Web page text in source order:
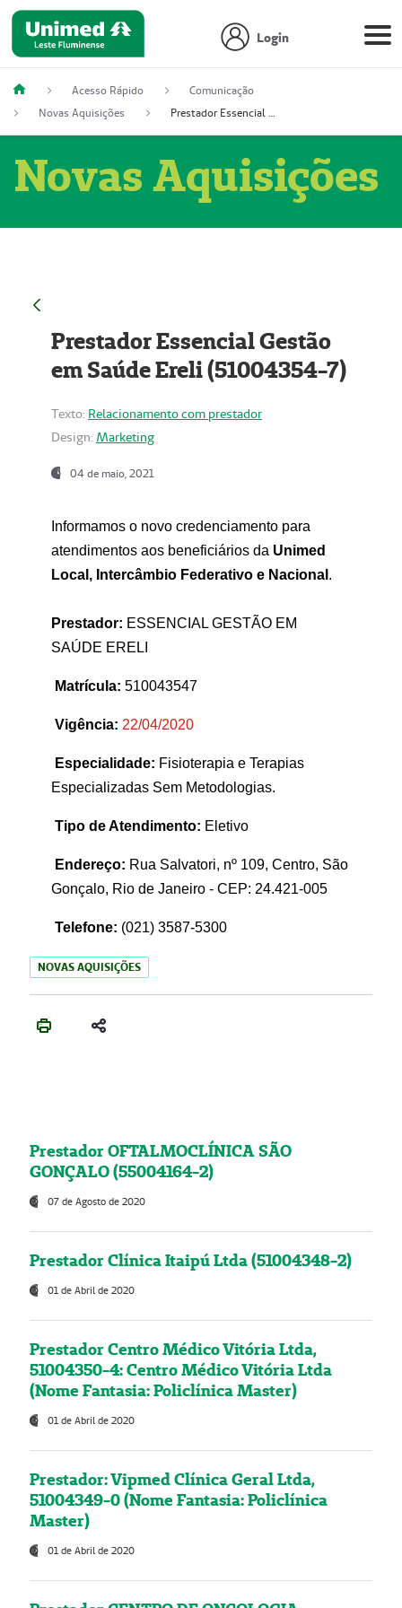
Login
Acesso Rápido
Comunicação
Novas Aquisições
Prestador Essencial Gestão em Saúde Ereli (51004354-7)
Novas Aquisições
Prestador Essencial Gestão
em Saúde Ereli (51004354-7)
Texto: Relacionamento com prestador
Design: Marketing
04 de maio, 2021
Informamos o novo credenciamento para
atendimentos aos beneficiários da Unimed
Local, Intercâmbio Federativo e Nacional .
Prestador: ESSENCIAL GESTÃO EM
SAÚDE ERELI
Matrícula: 510043547
Vigência: 22/04/2020
Especialidade: Fisioterapia e Terapias
Especializadas Sem Metodologias.
Tipo de Atendimento: Eletivo
Endereço: Rua Salvatori, nº 109, Centro, São
Gonçalo, Rio de Janeiro - CEP: 24.421-005
Telefone: (021) 3587-5300
NOVAS AQUISIÇÕES
Prestador OFTALMOCLÍNICA SÃO
GONÇALO (55004164-2)
07 de Agosto de 2020
Prestador Clínica Itaipú Ltda (51004348-2)
01 de Abril de 2020
Prestador Centro Médico Vitória Ltda,
51004350-4: Centro Médico Vitória Ltda
(Nome Fantasia: Policlínica Master)
01 de Abril de 2020
Prestador: Vipmed Clínica Geral Ltda,
51004349-0 (Nome Fantasia: Policlínica
Master)
01 de Abril de 2020